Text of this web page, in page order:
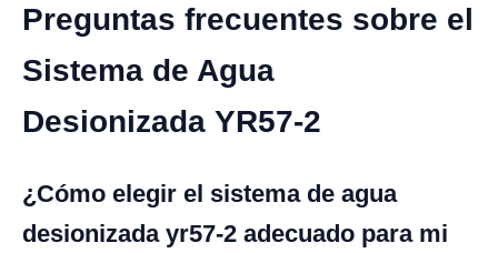
Preguntas frecuentes sobre el
Sistema de Agua
Desionizada YR57-2
¿Cómo elegir el sistema de agua
desionizada yr57-2 adecuado para mi